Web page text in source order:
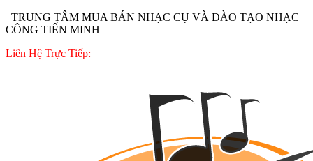
TRUNG TÂM MUA BÁN NHẠC CỤ VÀ ĐÀO TẠO NHẠC
CÔNG TIẾN MINH
Liên Hệ Trực Tiếp: